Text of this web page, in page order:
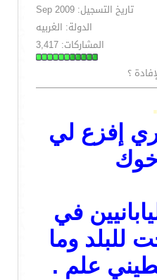
تاريخ التسجيل: Sep 2009
الدولة: الغربيه
المشاركات: 3,417
؟
إفزع لي
في
للبلد وما
علم .